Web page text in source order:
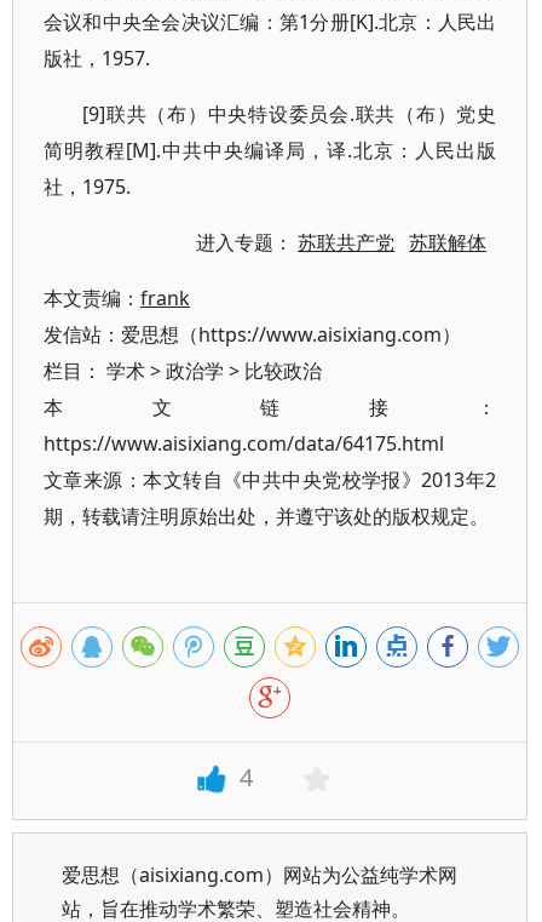
会议和中央全会决议汇编：第1分册[K].北京：人民出
版社，1957.
[9]联共（布）中央特设委员会.联共（布）党史
简明教程[M].中共中央编译局，译.北京：人民出版
社，1975.
进入专题：苏联共产党 苏联解体
本文责编： frank
发信站：爱思想（https://www.aisixiang.com）
栏目： 学术>政治学 > 比较政治
本文链接：
https://www.aisixiang.com/data/64175.html
文章来源：本文转自《中共中央党校学报》2013年2
期，转载请注明原始出处，并遵守该处的版权规定。
4
爱思想（aisixiang.com）网站为公益纯学术网
站，旨在推动学术繁荣、塑造社会精神。